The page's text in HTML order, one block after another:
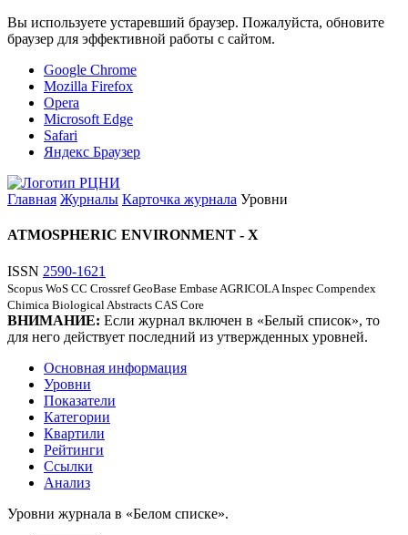
Вы используете устаревший браузер. Пожалуйста, обновите
браузер для эффективной работы с сайтом.
Google Chrome
Mozilla Firefox
Opera
Microsoft Edge
Safari
Яндекс Браузер
Главная Журналы Карточка журнала Уровни
ATMOSPHERIC ENVIRONMENT - X
ISSN 2590-1621
Scopus WoS CC Crossref GeoBase Embase AGRICOLA Inspec Compendex
Chimica Biological Abstracts CAS Core
ВНИМАНИЕ: Если журнал включен в «Белый список», то
для него действует последний из утвержденных уровней.
Основная информация
Уровни
Показатели
Категории
Квартили
Рейтинги
Ссылки
Анализ
Уровни журнала в «Белом списке».